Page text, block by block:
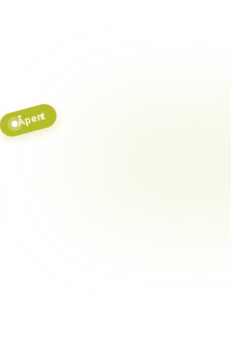
Åpent